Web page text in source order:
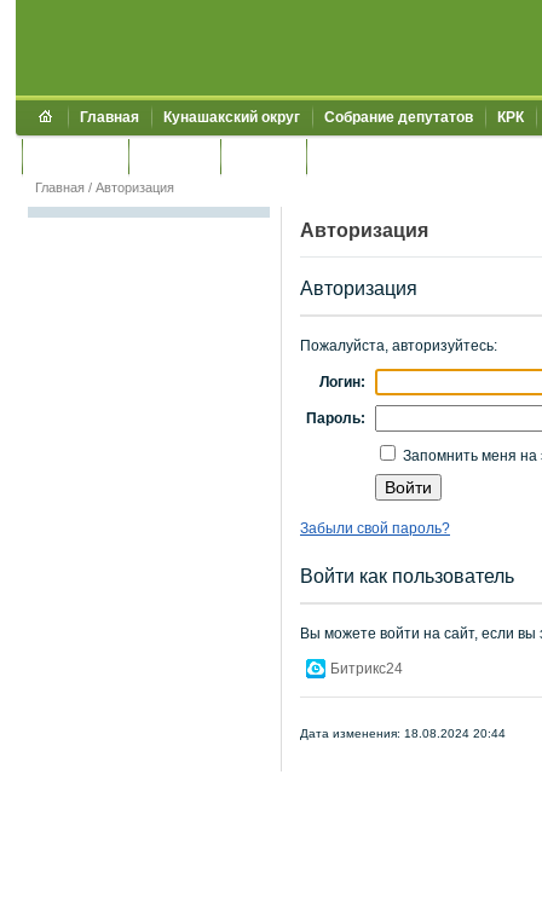
Главная Кунашакский округ Собрание депутатов КРК
Главная / Авторизация
Авторизация
Авторизация
Пожалуйста, авторизуйтесь:
Логин:
Пароль:
Запомнить меня на
Забыли свой пароль?
Войти как пользователь
Вы можете войти на сайт, если вы
Битрикс24
Дата изменения: 18.08.2024 20:44